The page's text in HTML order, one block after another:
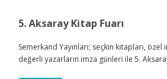
5. Aksaray Kitap Fuarı
Semerkand Yayınları; seçkin kitapları,
değerli yazarların imza günleri ile 5.